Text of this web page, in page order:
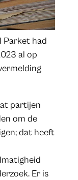
Parket had
al op
partijen
om de
dat heeft
Er is